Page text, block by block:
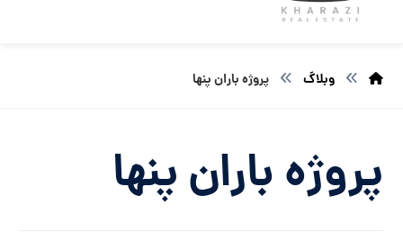
وبلاگ پروژه باران پنها
پروژه باران پنها